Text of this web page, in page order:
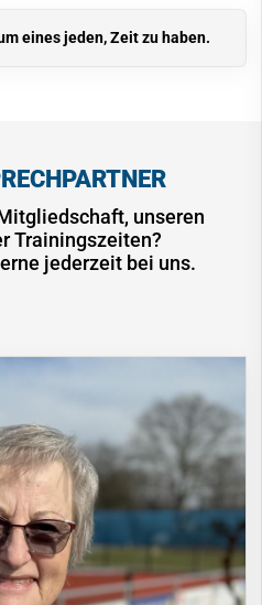
eines jeden, Zeit zu haben.
unseren
Trainingszeiten?
jederzeit bei uns.